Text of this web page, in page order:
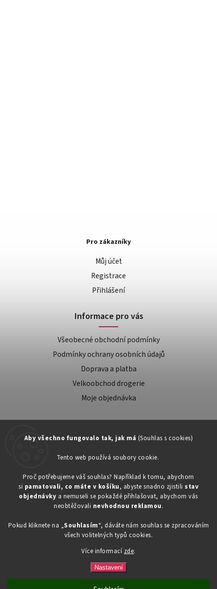
Aby všechno fungovalo tak, jak má (Souhlas s cookies)
Tento web používá soubory cookie.
Proč potřebujeme váš souhlas? Například k tomu, abychom
si pamatovali, co máte v košíku, abyste snadno zjistili stav
objednávky a nemuseli se pokaždé přihlašovat, abychom vás
neobtěžovali nevhodnou reklamou.
Pokud kliknete na „Souhlasím“, dáváte nám souhlas se zpracováním
všech volitelných typů cookies.
Více informací zde.
Nastavení
734603917
eshop@toner-rl.cz
Pro zákazníky
Můj účet
Registrace
Přihlášení
Informace pro vás
Všeobecné obchodní podmínky
Podmínky ochrany osobních údajů
Doprava a platba
Velkoobchod drogerie
Moje objednávka
Copyright 2026Drogerka24.cz. Všechna práva vyhrazena.
VytvořilShoptet| Design